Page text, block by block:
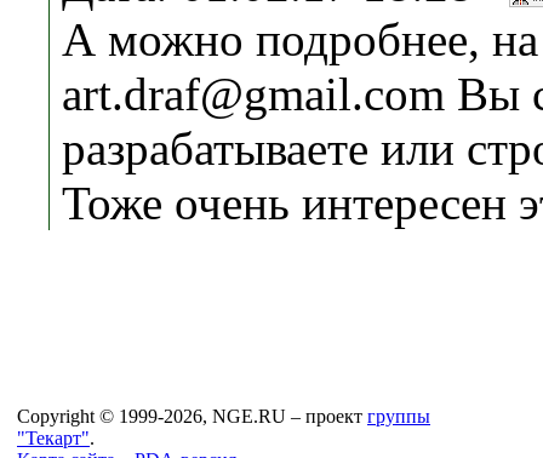
А можно подробнее,
art.draf@gmail.com Вы
разрабатываете или
Тоже очень интересен
Copyright © 1999-2026, NGE.RU – проект группы
"Текарт".